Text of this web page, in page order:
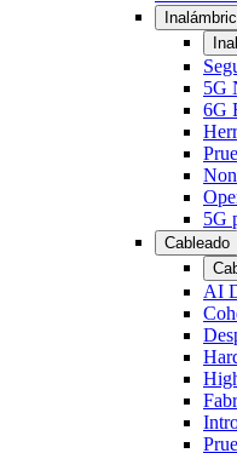
5G
6G
5G
Cableado
AI